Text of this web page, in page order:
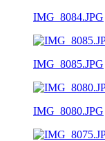
IMG_8084.JPG
IMG_8085.JPG
IMG_8080.JPG